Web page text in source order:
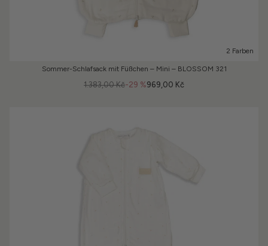
2 Farben
Sommer-Schlafsack mit Füßchen – Mini – BLOSSOM 321
-29 %
1.383,00 Kč 969,00 Kč